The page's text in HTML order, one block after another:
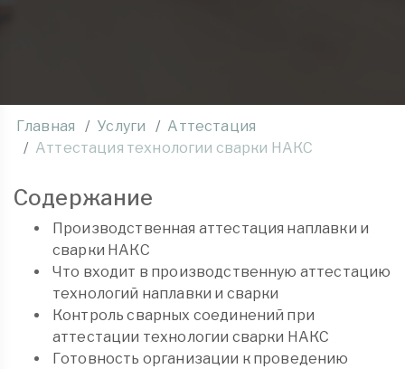
Главная Услуги
Аттестация
Аттестация технологии сварки НАКС
Содержание
Производственная аттестация наплавки и
сварки НАКС
Что входит в производственную аттестацию
технологий наплавки и сварки
Контроль сварных соединений при
аттестации технологии сварки НАКС
Готовность организации к проведению